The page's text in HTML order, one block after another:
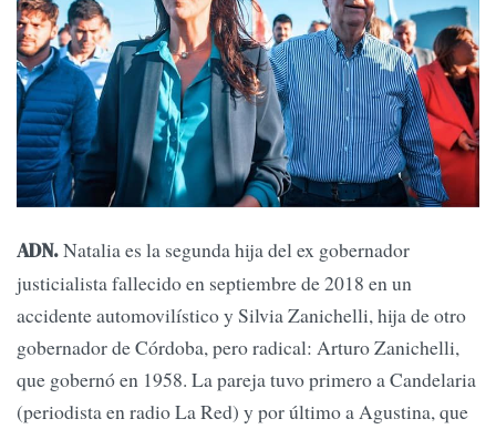
ADN.Natalia es la segunda hija del ex gobernador
justicialista fallecido en septiembre de 2018 en un
accidente automovilístico y Silvia Zanichelli, hija de otro
gobernador de Córdoba, pero radical: Arturo Zanichelli,
que gobernó en 1958. La pareja tuvo primero a Candelaria
(periodista en radio La Red) y por último a Agustina, que